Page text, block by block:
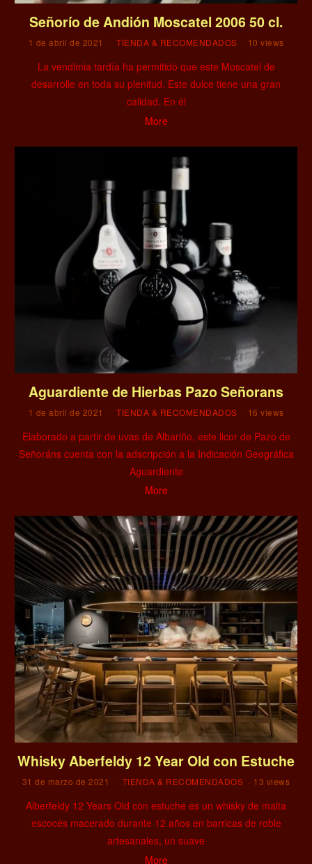
Señorío de Andión Moscatel 2006 50 cl.
1 de abril de 2021 TIENDA & RECOMENDADOS 10 views
La vendimia tardía ha permitido que este Moscatel de
desarrolle en toda su plenitud. Este dulce tiene una gran
calidad. En él
More
Aguardiente de Hierbas Pazo Señorans
1 de abril de 2021 TIENDA & RECOMENDADOS 16 views
Elaborado a partir de uvas de Albariño, este licor de Pazo de
Señoráns cuenta con la adscripción a la Indicación Geográfica
Aguardiente
More
Whisky Aberfeldy 12 Year Old con Estuche
31 de marzo de 2021 TIENDA & RECOMENDADOS 13 views
Alberfeldy 12 Years Old con estuche es un whisky de malta
escocés macerado durante 12 años en barricas de roble
artesanales, un suave
More